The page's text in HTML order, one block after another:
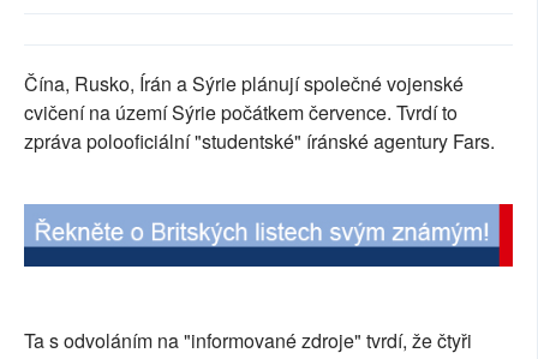
PŘÍSPĚVKY NA PROVOZ
SOCIÁLNÍ SÍTĚ
PLNÁ VERZE STRÁNEK
Čína, Rusko, Írán a Sýrie plánují společné vojenské
cvičení na území Sýrie počátkem července. Tvrdí to
zpráva polooficiální "studentské" íránské agentury Fars.
Ta s odvoláním na "informované zdroje" tvrdí, že čtyři